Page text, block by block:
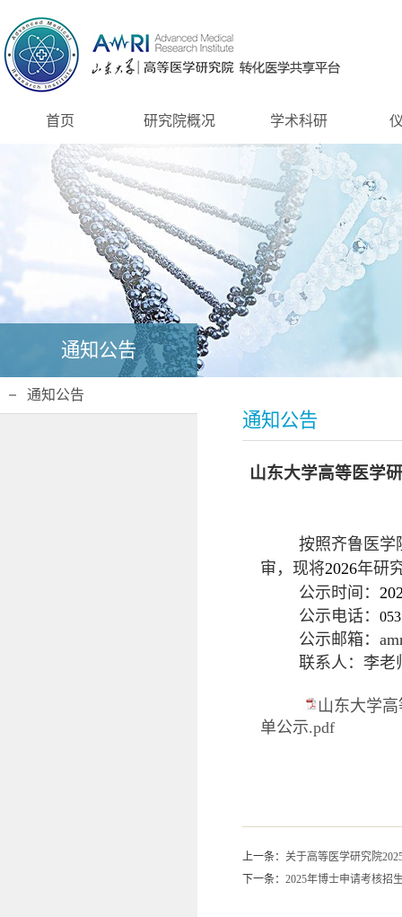
首页 研究院概况 学术科研
通知公告
通知公告
通知公告
山东大学高等医学
按照齐鲁医学
审，现将2026年研
公示时间：
公示电话：
公示邮箱：
联系人：李老
山东大学
单公示.pdf
上一条： 关于高等医学研究院
下一条： 2025年博士申请考核招